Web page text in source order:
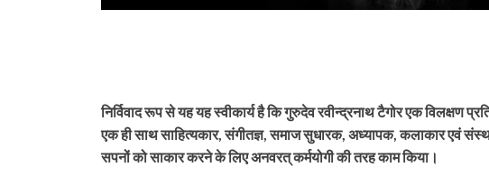
निर्विवाद रूप से यह यह स्वीकार्य है कि गुरुदेव रवीन्द्रनाथ टैगोर एक विलक्षण
एक ही साथ साहित्यकार, संगीतज्ञ, समाज सुधारक, अध्यापक, कलाकार एवं
सपनों को साकार करने के लिए अनवरत् कर्मयोगी की तरह काम किया।